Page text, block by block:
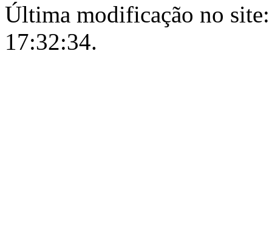
Última modificação no
17:32:34.